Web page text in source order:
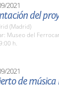
2021
del
(Madrid)
Museo del
h.
2021
de